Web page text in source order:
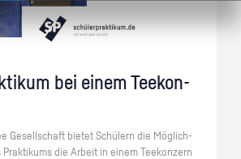
bei einem Tee­kon­
Ge­sell­schaft bie­tet Schü­lern die Mög­lich­
die Ar­beit in einem Tee­kon­zern